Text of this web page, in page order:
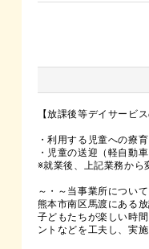
【放課後等デイサービ
・利用する児童への療育
・児童の送迎（軽自動
※就業後、上記業務から
～・～当事業所につい
熊本市南区馬渡にある
子どもたちが楽しい時
ントなどを工夫し、実施